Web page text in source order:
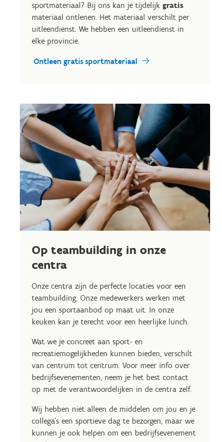
sportmateriaal? Bij ons kan je tijdelijk gratis
materiaal ontlenen. Het materiaal verschilt per
uitleendienst. We hebben een uitleendienst in
elke provincie.
Ontleen gratis sportmateriaal
Op teambuilding in onze
centra
Onze centra zijn de perfecte locaties voor een
teambuilding. Onze medewerkers werken met
jou een sportaanbod op maat uit. In onze
keuken kan je terecht voor een heerlijke lunch.
Wat we je concreet aan sport- en
recreatiemogelijkheden kunnen bieden, verschilt
van centrum tot centrum. Voor meer info over
bedrijfsevenementen, neem je het best contact
op met de verantwoordelijken in de centra zelf.
Wij hebben niet alleen de middelen om jou en je
collega's een sportieve dag te bezorgen, maar we
kunnen je ook helpen om een bedrijfsevenement